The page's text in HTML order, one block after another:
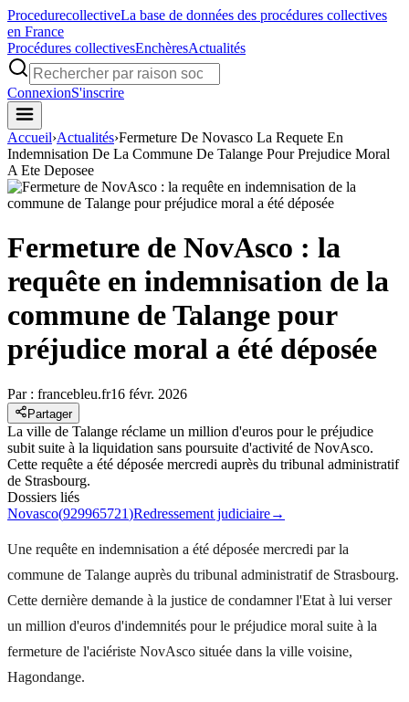
ProcedurecollectiveLa base de données des procédures collectives
en France
Procédures collectivesEnchèresActualités
ConnexionS'inscrire
Accueil›Actualités›Fermeture De Novasco La Requete En
Indemnisation De La Commune De Talange Pour Prejudice Moral
A Ete Deposee
Fermeture de NovAsco : la
requête en indemnisation de la
commune de Talange pour
préjudice moral a été déposée
Par : francebleu.fr16 févr. 2026
Partager
La ville de Talange réclame un million d'euros pour le préjudice
subit suite à la liquidation sans poursuite d'activité de NovAsco.
Cette requête a été déposée mercredi auprès du tribunal administratif
de Strasbourg.
Dossiers liés
Novasco(929965721)Redressement judiciaire→
Une requête en indemnisation a été déposée mercredi par la
commune de Talange auprès du tribunal administratif de Strasbourg.
Cette dernière demande à la justice de condamner l'Etat à lui verser
un million d'euros d'indemnités pour le préjudice moral suite à la
fermeture de l'aciériste NovAsco située dans la ville voisine,
Hagondange.